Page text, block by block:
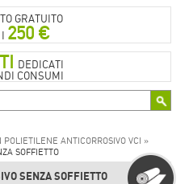
GRATUITO
250 €
DEDICATI
CONSUMI
POLIETILENE ANTICORROSIVO VCI »
SOFFIETTO
SENZA SOFFIETTO